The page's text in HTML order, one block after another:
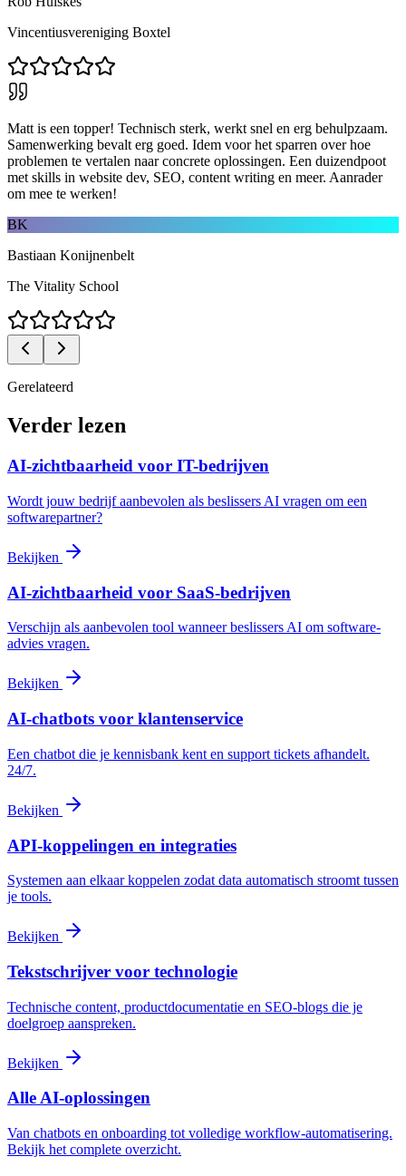
Vincentiusvereniging Boxtel
Matt is een topper! Technisch sterk, werkt snel en erg behulpzaam.
Samenwerking bevalt erg goed. Idem voor het sparren over hoe
problemen te vertalen naar concrete oplossingen. Een duizendpoot
met skills in website dev, SEO, content writing en meer. Aanrader
om mee te werken!
BK
Bastiaan Konijnenbelt
The Vitality School
Gerelateerd
Verder lezen
AI-zichtbaarheid voor IT-bedrijven
Wordt jouw bedrijf aanbevolen als beslissers AI vragen om een
softwarepartner?
Bekijken
AI-zichtbaarheid voor SaaS-bedrijven
Verschijn als aanbevolen tool wanneer beslissers AI om software-
advies vragen.
Bekijken
AI-chatbots voor klantenservice
Een chatbot die je kennisbank kent en support tickets afhandelt.
24/7.
Bekijken
API-koppelingen en integraties
Systemen aan elkaar koppelen zodat data automatisch stroomt tussen
je tools.
Bekijken
Tekstschrijver voor technologie
Technische content, productdocumentatie en SEO-blogs die je
doelgroep aanspreken.
Bekijken
Alle AI-oplossingen
Van chatbots en onboarding tot volledige workflow-automatisering.
Bekijk het complete overzicht.